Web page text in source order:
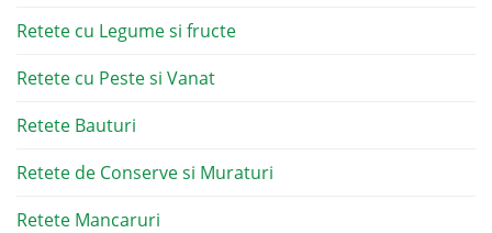
Retete cu Legume si fructe
Retete cu Peste si Vanat
Retete Bauturi
Retete de Conserve si Muraturi
Retete Mancaruri